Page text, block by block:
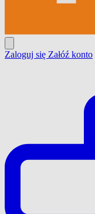
Zaloguj się Załóź konto